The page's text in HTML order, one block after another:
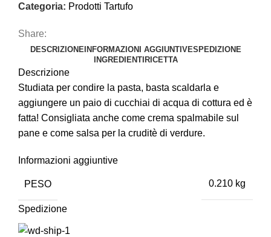
Categoria: Prodotti Tartufo
Share:
DESCRIZIONEINFORMAZIONI AGGIUNTIVESPEDIZIONE
INGREDIENTIRICETTA
Descrizione
Studiata per condire la pasta, basta scaldarla e
aggiungere un paio di cucchiai di acqua di cottura ed è
fatta! Consigliata anche come crema spalmabile sul
pane e come salsa per la cruditè di verdure.
Informazioni aggiuntive
PESO 0.210 kg
Spedizione